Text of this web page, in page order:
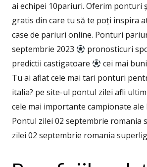
ai echipei 10pariuri. Oferim ponturi
gratis din care tu să te poți inspira
case de pariuri online. Ponturi
septembrie 2023
pronosticuri
predictii castigatoare
cei mai
Tu ai aflat cele mai tari ponturi
italia? pe site-ul pontul zilei afli
cele mai importante campionate ale
Pontul zilei 02 septembrie romania
zilei 02 septembrie romania